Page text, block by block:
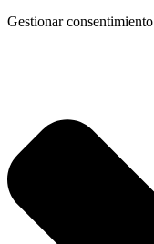
Gestionar consentimiento